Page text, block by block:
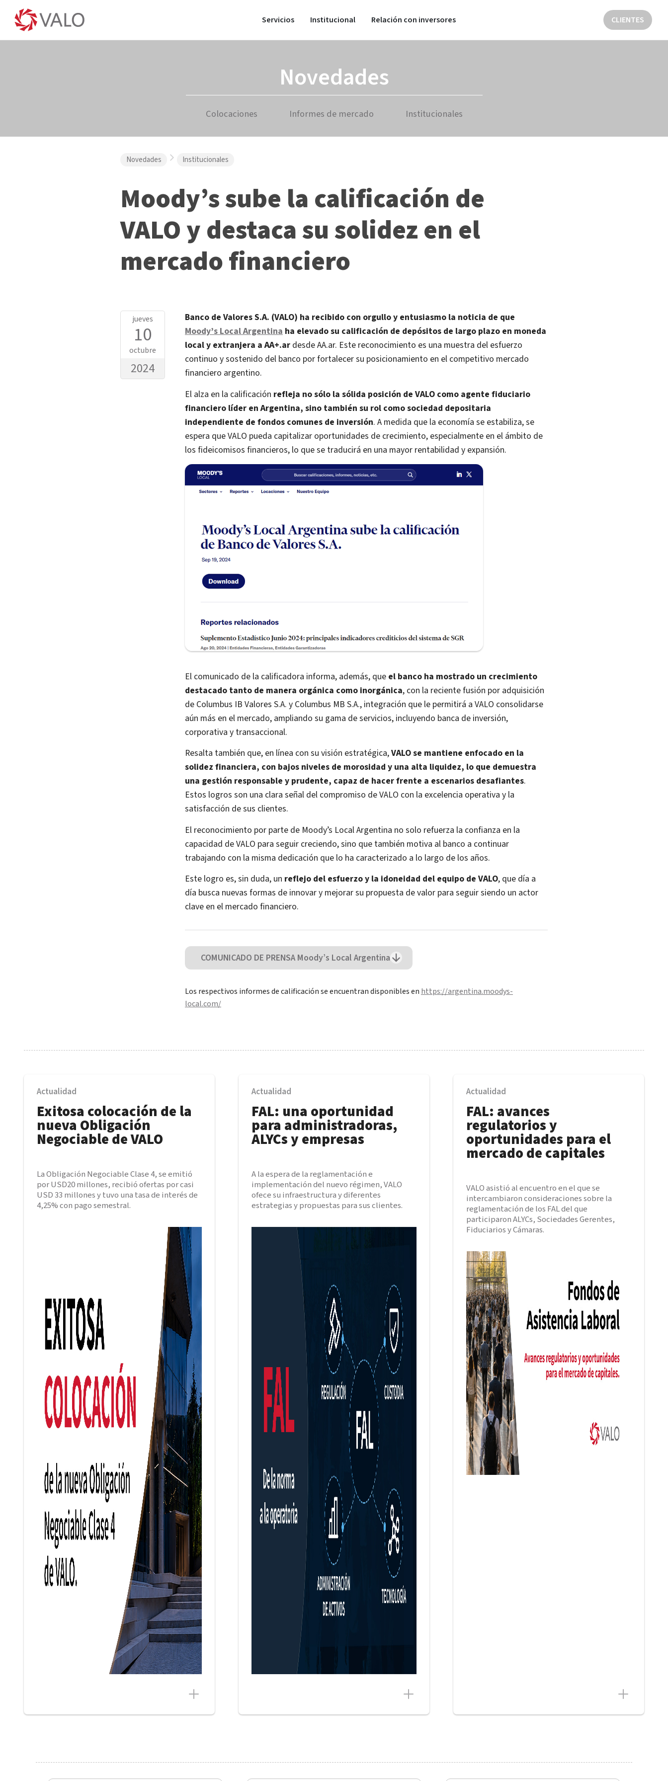
Servicios Institucional Relación con inversores CLIENTES
Novedades
Colocaciones Informes de mercado Institucionales
Novedades Institucionales
Moody’s sube la calificación de
VALO y destaca su solidez en el
mercado financiero
jueves
10
octubre
2024
Banco de Valores S.A. (VALO) ha recibido con orgullo y entusiasmo la noticia de que
Moody’s Local Argentinaha elevado su calificación de depósitos de largo plazo en moneda
local y extranjera a AA+.ardesde AA.ar. Este reconocimiento es una muestra del esfuerzo
continuo y sostenido del banco por fortalecer su posicionamiento en el competitivo mercado
financiero argentino.
El alza en la calificación refleja no sólo la sólida posición de VALO como agente fiduciario
financiero líder en Argentina, sino también su rol como sociedad depositaria
independiente de fondos comunes de inversión. A medida que la economía se estabiliza, se
espera que VALO pueda capitalizar oportunidades de crecimiento, especialmente en el ámbito de
los fideicomisos financieros, lo que se traducirá en una mayor rentabilidad y expansión.
El comunicado de la calificadora informa, además, que el banco ha mostrado un crecimiento
destacado tanto de manera orgánica como inorgánica, con la reciente fusión por adquisición
de Columbus IB Valores S.A. y Columbus MB S.A., integración que le permitirá a VALO consolidarse
aún más en el mercado, ampliando su gama de servicios, incluyendo banca de inversión,
corporativa y transaccional.
Resalta también que, en línea con su visión estratégica,VALO se mantiene enfocado en la
solidez financiera, con bajos niveles de morosidad y una alta liquidez, lo que demuestra
una gestión responsable y prudente, capaz de hacer frente a escenarios desafiantes.
Estos logros son una clara señal del compromiso de VALO con la excelencia operativa y la
satisfacción de sus clientes.
El reconocimiento por parte de Moody’s Local Argentina no solo refuerza la confianza en la
capacidad de VALO para seguir creciendo, sino que también motiva al banco a continuar
trabajando con la misma dedicación que lo ha caracterizado a lo largo de los años.
Este logro es, sin duda, un reflejo del esfuerzo y la idoneidad del equipo de VALO, que día a
día busca nuevas formas de innovar y mejorar su propuesta de valor para seguir siendo un actor
clave en el mercado financiero.
COMUNICADO DE PRENSA Moody’s Local Argentina
Los respectivos informes de calificación se encuentran disponibles en https://argentina.moodys-
local.com/
Actualidad
Exitosa colocación de la
nueva Obligación
Negociable de VALO
La Obligación Negociable Clase 4, se emitió
por USD20 millones, recibió ofertas por casi
USD 33 millones y tuvo una tasa de interés de
4,25% con pago semestral.
Actualidad
FAL: una oportunidad
para administradoras,
ALYCs y empresas
A la espera de la reglamentación e
implementación del nuevo régimen, VALO
ofece su infraestructura y diferentes
estrategias y propuestas para sus clientes.
Actualidad
FAL: avances
regulatorios y
oportunidades para el
mercado de capitales
VALO asistió al encuentro en el que se
intercambiaron consideraciones sobre la
reglamentación de los FAL del que
participaron ALYCs, Sociedades Gerentes,
Fiduciarios y Cámaras.